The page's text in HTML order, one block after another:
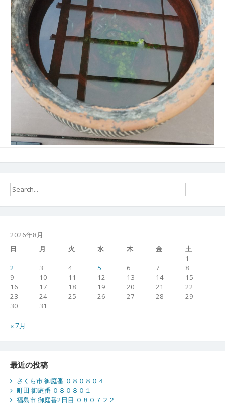
2026年8月
日
月 火 水 木 金
土
1
2
3 4 5 6 7
8
9
10 11 12 13 14
15
16
17 18 19 20 21
22
23
24 25 26 27 28
29
30
31
« 7月
最近の投稿
さくら市 御庭番 ０８０８０４
町田 御庭番 ０８０８０１
福島市 御庭番2日目 ０８０７２２